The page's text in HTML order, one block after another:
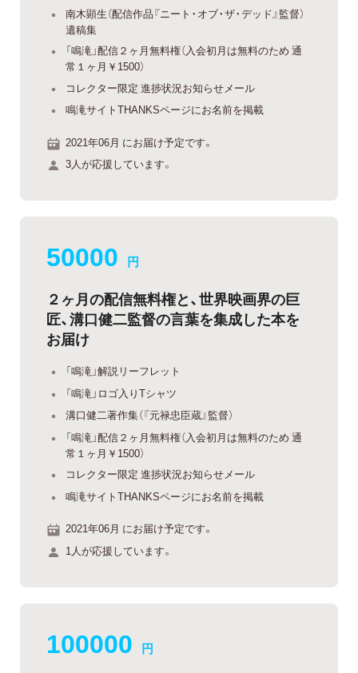
南木顕生（配信作品『ニート・オブ・ザ・デッド』監督）
遺稿集
「鳴滝」配信２ヶ月無料権（入会初月は無料のため 通
常１ヶ月￥1500）
コレクター限定 進捗状況お知らせメール
鳴滝サイトTHANKSページにお名前を掲載
2021年06月 にお届け予定です。
3人が応援しています。
50000 円
２ヶ月の配信無料権と、世界映画界の巨
匠、溝口健二監督の言葉を集成した本を
お届け
「鳴滝」解説リーフレット
「鳴滝」ロゴ入りTシャツ
溝口健二著作集（『元禄忠臣蔵』監督）
「鳴滝」配信２ヶ月無料権（入会初月は無料のため 通
常１ヶ月￥1500）
コレクター限定 進捗状況お知らせメール
鳴滝サイトTHANKSページにお名前を掲載
2021年06月 にお届け予定です。
1人が応援しています。
100000 円